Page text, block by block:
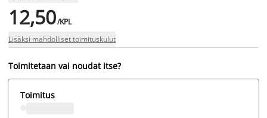
12,50/KPL
Lisäksi mahdolliset toimituskulut
Toimitetaan vai noudat itse?
Toimitus